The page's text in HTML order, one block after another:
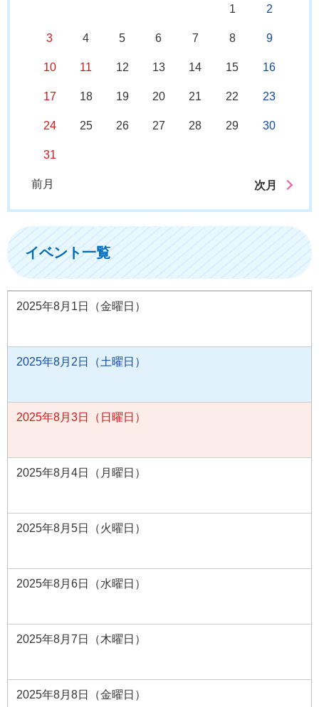
1 2
3 4 5 6 7 8 9
10 11 12 13 14 15 16
17 18 19 20 21 22 23
24 25 26 27 28 29 30
31
前月 次月
イベント一覧
2025年8月1日（金曜日）
2025年8月2日（土曜日）
2025年8月3日（日曜日）
2025年8月4日（月曜日）
2025年8月5日（火曜日）
2025年8月6日（水曜日）
2025年8月7日（木曜日）
2025年8月8日（金曜日）